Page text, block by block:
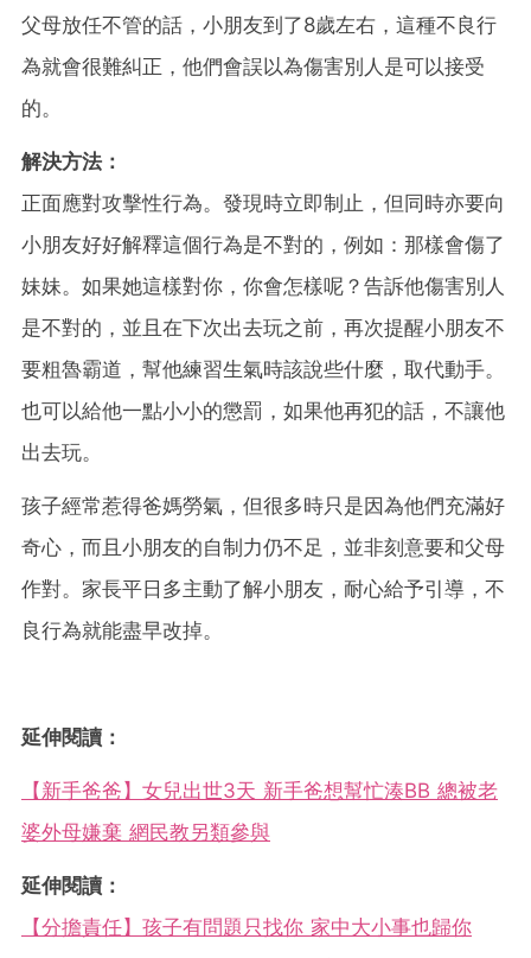
父母放任不管的話，小朋友到了8歲左右，這種不良行
為就會很難糾正，他們會誤以為傷害別人是可以接受
的。
解決方法：
正面應對攻擊性行為。發現時立即制止，但同時亦要向
小朋友好好解釋這個行為是不對的，例如：那樣會傷了
妹妹。如果她這樣對你，你會怎樣呢？告訴他傷害別人
是不對的，並且在下次出去玩之前，再次提醒小朋友不
要粗魯霸道，幫他練習生氣時該說些什麼，取代動手。
也可以給他一點小小的懲罰，如果他再犯的話，不讓他
出去玩。
孩子經常惹得爸媽勞氣，但很多時只是因為他們充滿好
奇心，而且小朋友的自制力仍不足，並非刻意要和父母
作對。家長平日多主動了解小朋友，耐心給予引導，不
良行為就能盡早改掉。
延伸閱讀：
【新手爸爸】女兒出世3天 新手爸想幫忙湊BB 總被老
婆外母嫌棄 網民教另類參與
延伸閱讀：
【分擔責任】孩子有問題只找你 家中大小事也歸你